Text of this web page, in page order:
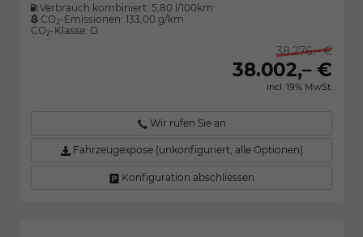
Verbrauch kombiniert: 5,80 l/100km
CO2-Emissionen: 133,00 g/km
CO2-Klasse: D
38.276,– €
38.002,– €
incl. 19% MwSt.
Wir rufen Sie an
Fahrzeugexpose (unkonfiguriert, alle Optionen)
Konfiguration abschliessen